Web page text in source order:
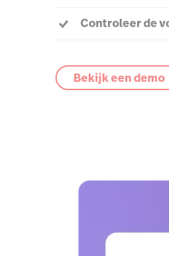
Controleer de
Bekijk een demo